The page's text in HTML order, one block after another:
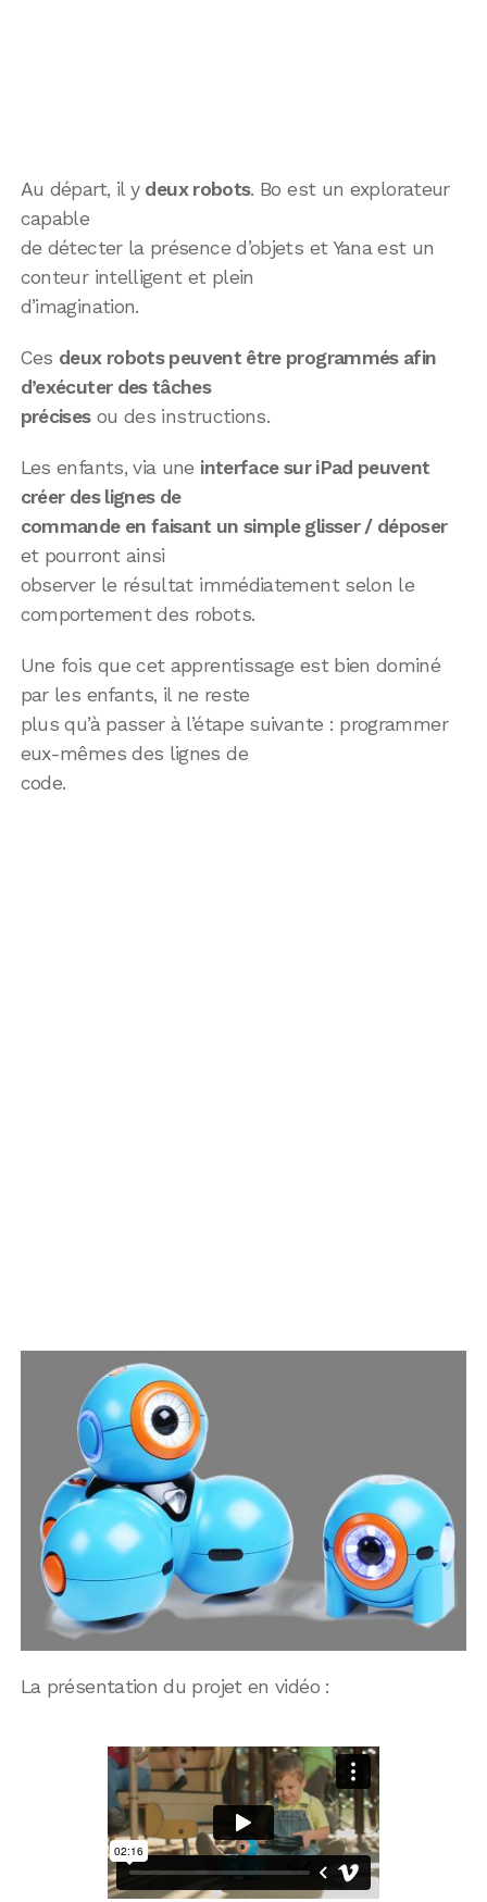
Au départ, il y deux robots. Bo est un explorateur
capable
de détecter la présence d’objets et Yana est un
conteur intelligent et plein
d’imagination.
Ces deux robots peuvent être programmés afin
d’exécuter des tâches
précisesou des instructions.
Les enfants, via une interface sur iPad peuvent
créer des lignes de
commande en faisant un simple glisser / déposer
et pourront ainsi
observer le résultat immédiatement selon le
comportement des robots.
Une fois que cet apprentissage est bien dominé
par les enfants, il ne reste
plus qu’à passer à l’étape suivante : programmer
eux-mêmes des lignes de
code.
La présentation du projet en vidéo :